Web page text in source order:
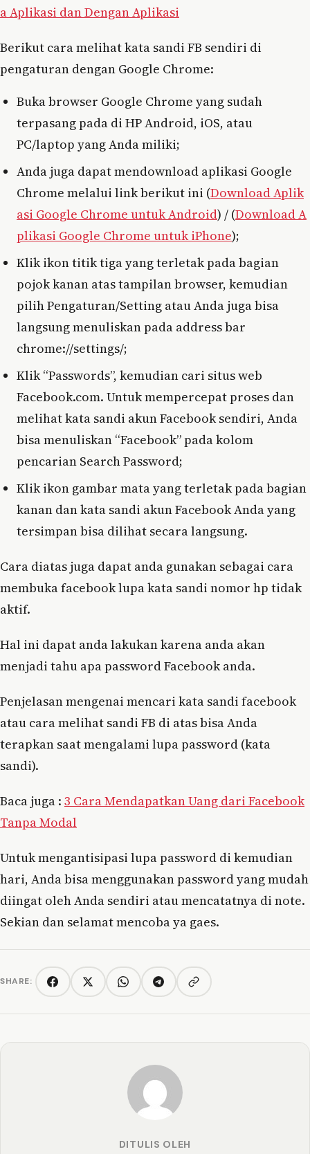
a Aplikasi dan Dengan Aplikasi
Berikut cara melihat kata sandi FB sendiri di
pengaturan dengan Google Chrome:
Buka browser Google Chrome yang sudah
terpasang pada di HP Android, iOS, atau
PC/laptop yang Anda miliki;
Anda juga dapat mendownload aplikasi Google
Chrome melalui link berikut ini (Download Aplik
asi Google Chrome untuk Android) / (Download A
plikasi Google Chrome untuk iPhone);
Klik ikon titik tiga yang terletak pada bagian
pojok kanan atas tampilan browser, kemudian
pilih Pengaturan/Setting atau Anda juga bisa
langsung menuliskan pada address bar
chrome://settings/;
Klik “Passwords”, kemudian cari situs web
Facebook.com. Untuk mempercepat proses dan
melihat kata sandi akun Facebook sendiri, Anda
bisa menuliskan “Facebook” pada kolom
pencarian Search Password;
Klik ikon gambar mata yang terletak pada bagian
kanan dan kata sandi akun Facebook Anda yang
tersimpan bisa dilihat secara langsung.
Cara diatas juga dapat anda gunakan sebagai cara
membuka facebook lupa kata sandi nomor hp tidak
aktif.
Hal ini dapat anda lakukan karena anda akan
menjadi tahu apa password Facebook anda.
Penjelasan mengenai mencari kata sandi facebook
atau cara melihat sandi FB di atas bisa Anda
terapkan saat mengalami lupa password (kata
sandi).
Baca juga : 3 Cara Mendapatkan Uang dari Facebook
Tanpa Modal
Untuk mengantisipasi lupa password di kemudian
hari, Anda bisa menggunakan password yang mudah
diingat oleh Anda sendiri atau mencatatnya di note.
Sekian dan selamat mencoba ya gaes.
SHARE: FacebookTwitter/XWhatsAppTelegramCopy link
DITULIS OLEH